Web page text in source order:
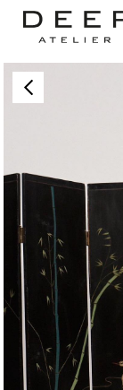
Anasayfa PREMIUM